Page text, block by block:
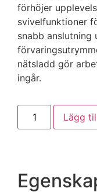
förhöjer
svivelfunktioner
snabb anslutning
nätsladd gör
ingår.
Lägg